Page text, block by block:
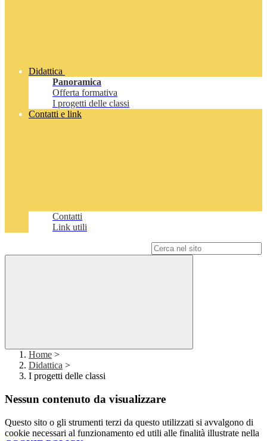
Didattica
Panoramica
Offerta formativa
I progetti delle classi
Contatti e link
Contatti
Link utili
Home >
Didattica >
I progetti delle classi
Nessun contenuto da visualizzare
Questo sito o gli strumenti terzi da questo utilizzati si avvalgono di
cookie necessari al funzionamento ed utili alle finalità illustrate nella